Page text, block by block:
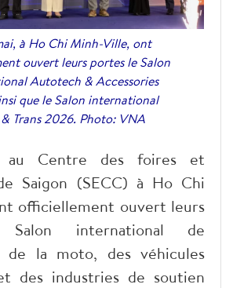
à Ho Chi Minh-Ville, ont
ouvert leurs portes le Salon
Autotech & Accessories
que le Salon international
Trans 2026. Photo: VNA
au Centre des foires et
Saigon (SECC) à Ho Chi
officiellement ouvert leurs
international de
de la moto, des véhicules
des industries de soutien